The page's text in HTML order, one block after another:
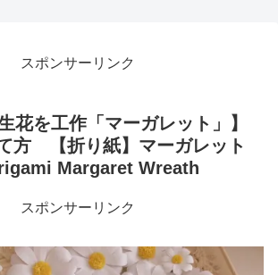
スポンサーリンク
花を工作「マーガレット」】
方 【折り紙】マーガレット
Margaret Wreath
スポンサーリンク